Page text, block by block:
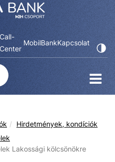
Call-
Center
MobilBankKapcsolat
Hirdetmények, kondíciók
Lakossági kölcsönökre